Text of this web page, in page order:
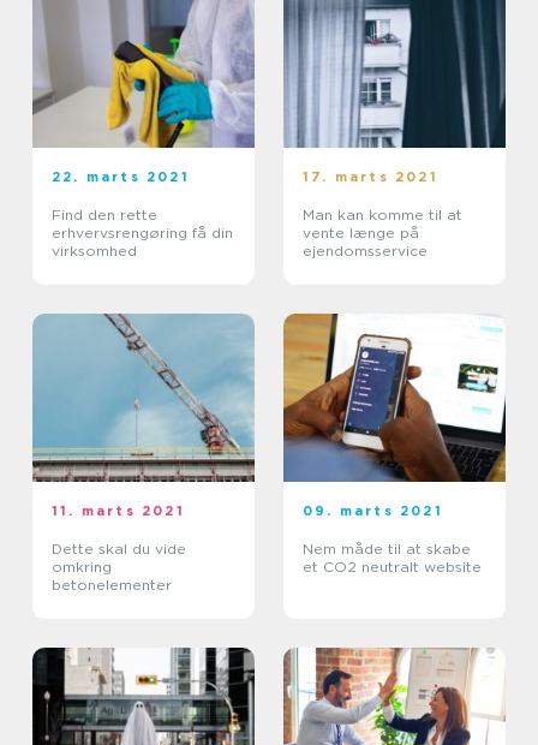
22. marts 2021
Find den rette
erhvervsrengøring få din
virksomhed
17. marts 2021
Man kan komme til at
vente længe på
ejendomsservice
11. marts 2021
Dette skal du vide
omkring
betonelementer
09. marts 2021
Nem måde til at skabe
et CO2 neutralt website